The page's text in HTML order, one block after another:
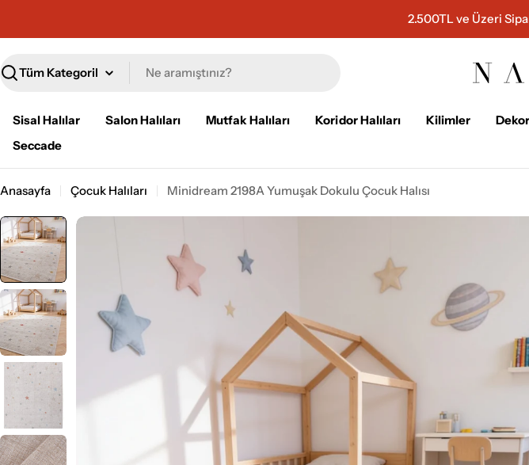
2.500TL ve Üzeri
Ara
Sisal Halılar Salon Halıları Mutfak Halıları Koridor Halıları Kilimler
Seccade
Anasayfa Çocuk Halıları Minidream 2198A Yumuşak Dokulu Çocuk Halısı